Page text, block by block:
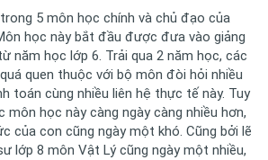
5 môn học chính và chủ đạo của
học này bắt đầu được đưa vào giảng
năm học lớp 6. Trải qua 2 năm học, các
quen thuộc với bộ môn đòi hỏi nhiều
toán cùng nhiều liên hệ thực tế này. Tuy
môn học này càng ngày càng nhiều hơn,
của con cũng ngày một khó. Cũng bởi lẽ
lớp 8 môn Vật Lý cũng ngày một nhiều,